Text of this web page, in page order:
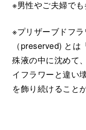
※男性やご夫婦でも
※プリザーブドフ
（preserved) と
殊液の中に沈めて
イフラワーと違い
を飾り続けること